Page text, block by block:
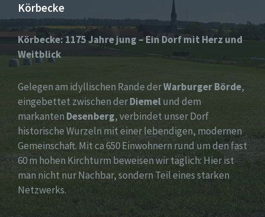
Körbecke
Körbecke: 1175 Jahre jung – Ein Dorf mit Herz und
Weitblick
Gelegen am idyllischen Rande derWarburger Börde,
eingebettet zwischen derDiemelund dem
markanten Desenberg, verbindet unser Dorf
historische Wurzeln mit einer lebendigen, modernen
Gemeinschaft. Mit ca 650 Einwohnern rund um den fast
60 m hohen Kirchturm beweisen wir täglich: Hier ist
man nicht nur Nachbar, sondern Teil eines starken
Netzwerks.